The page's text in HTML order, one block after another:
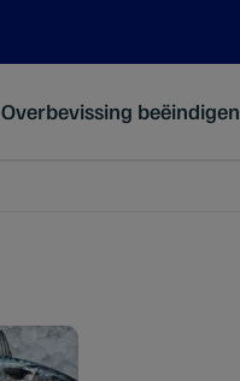
Overbevissing beëindigen